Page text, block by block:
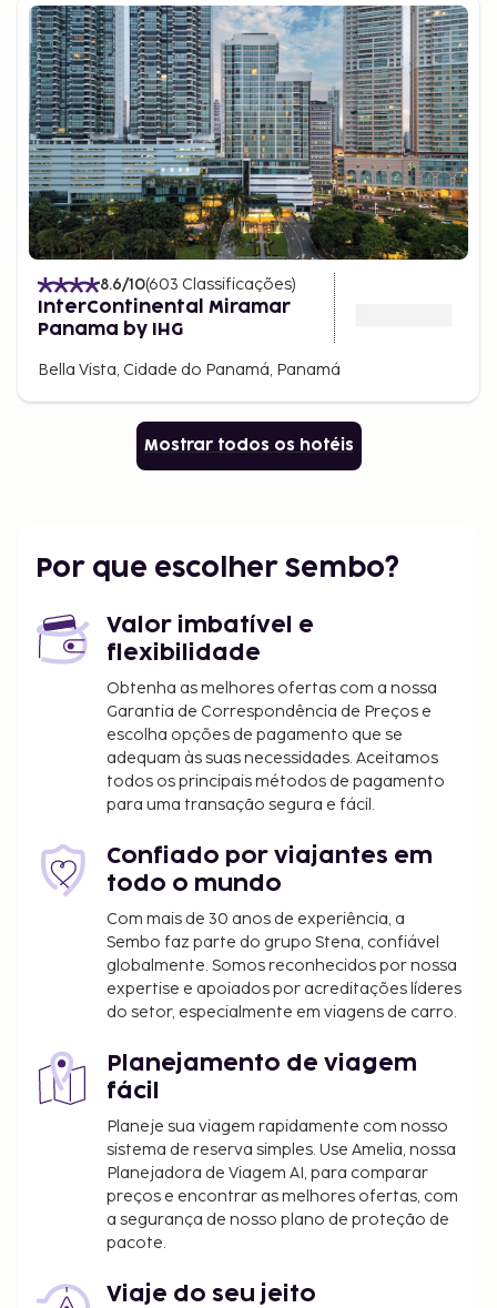
8.6/10(603 Classificações)
InterContinental Miramar
Panama by IHG
Bella Vista, Cidade do Panamá, Panamá
Mostrar todos os hotéis
Por que escolher Sembo?
Valor imbatível e
flexibilidade
Obtenha as melhores ofertas com a nossa
Garantia de Correspondência de Preços e
escolha opções de pagamento que se
adequam às suas necessidades. Aceitamos
todos os principais métodos de pagamento
para uma transação segura e fácil.
Confiado por viajantes em
todo o mundo
Com mais de 30 anos de experiência, a
Sembo faz parte do grupo Stena, confiável
globalmente. Somos reconhecidos por nossa
expertise e apoiados por acreditações líderes
do setor, especialmente em viagens de carro.
Planejamento de viagem
fácil
Planeje sua viagem rapidamente com nosso
sistema de reserva simples. Use Amelia, nossa
Planejadora de Viagem AI, para comparar
preços e encontrar as melhores ofertas, com
a segurança de nosso plano de proteção de
pacote.
Viaje do seu jeito